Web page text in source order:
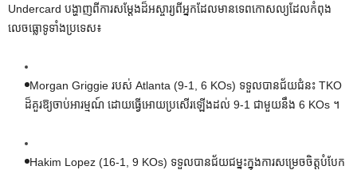
Undercard បង្ហាញពីការសម្តែងដ៏អស្ចារ្យពីអ្នកដែលមានទេពកោសល្យដែលកំពុង
លេចធ្លោទូទាំងប្រទេស៖
Morgan Griggie របស់ Atlanta (9-1, 6 KOs) ទទួលបានជ័យជំនះ TKO
ដ៏គួរឱ្យចាប់អារម្មណ៍ ដោយធ្វើអោយប្រសើរឡើងដល់ 9-1 ជាមួយនឹង 6 KOs ។
Hakim Lopez (16-1, 9 KOs) ទទួលបានជ័យជម្នះក្នុងការសម្រេចចិត្តបំបែក